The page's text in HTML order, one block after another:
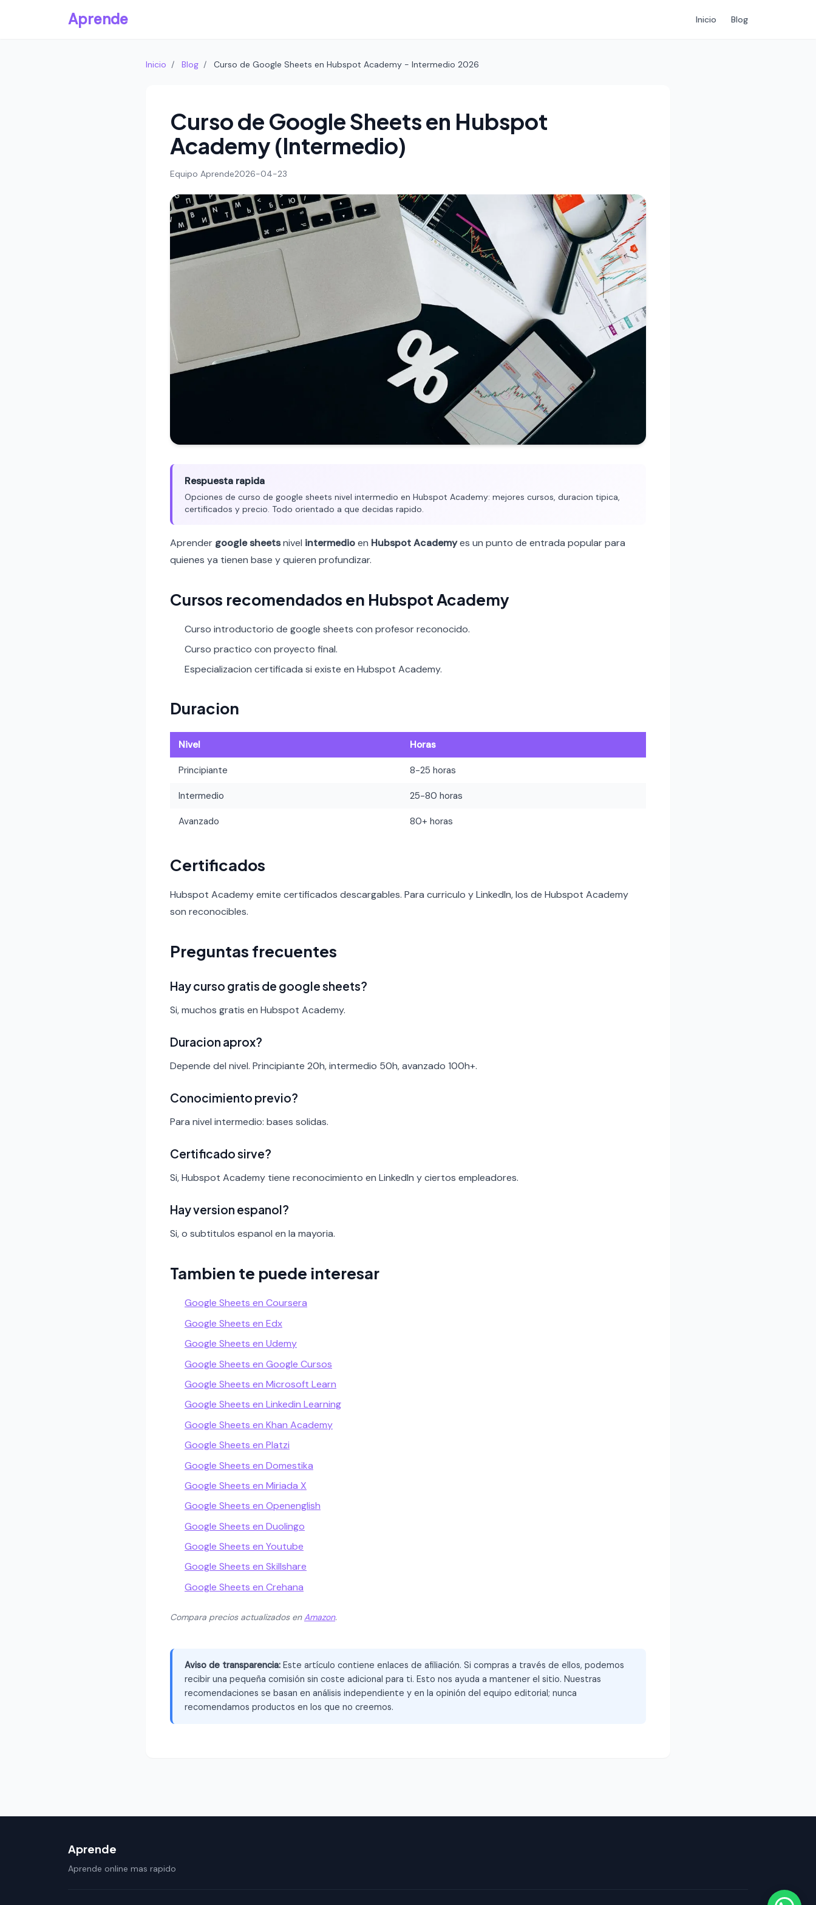
Aprende Inicio Blog
Inicio / Blog / Curso de Google Sheets en Hubspot Academy - Intermedio 2026
Curso de Google Sheets en Hubspot
Academy (Intermedio)
Equipo Aprende2026-04-23
Respuesta rapida
Opciones de curso de google sheets nivel intermedio en Hubspot Academy: mejores cursos, duracion tipica,
certificados y precio. Todo orientado a que decidas rapido.
Aprender google sheetsnivel intermedioen Hubspot Academyes un punto de entrada popular para
quienes ya tienen base y quieren profundizar.
Cursos recomendados en Hubspot Academy
Curso introductorio de google sheets con profesor reconocido.
Curso practico con proyecto final.
Especializacion certificada si existe en Hubspot Academy.
Duracion
Nivel Horas
Principiante 8-25 horas
Intermedio 25-80 horas
Avanzado 80+ horas
Certificados
Hubspot Academy emite certificados descargables. Para curriculo y LinkedIn, los de Hubspot Academy
son reconocibles.
Preguntas frecuentes
Hay curso gratis de google sheets?
Si, muchos gratis en Hubspot Academy.
Duracion aprox?
Depende del nivel. Principiante 20h, intermedio 50h, avanzado 100h+.
Conocimiento previo?
Para nivel intermedio: bases solidas.
Certificado sirve?
Si, Hubspot Academy tiene reconocimiento en LinkedIn y ciertos empleadores.
Hay version espanol?
Si, o subtitulos espanol en la mayoria.
Tambien te puede interesar
Google Sheets en Coursera
Google Sheets en Edx
Google Sheets en Udemy
Google Sheets en Google Cursos
Google Sheets en Microsoft Learn
Google Sheets en Linkedin Learning
Google Sheets en Khan Academy
Google Sheets en Platzi
Google Sheets en Domestika
Google Sheets en Miriada X
Google Sheets en Openenglish
Google Sheets en Duolingo
Google Sheets en Youtube
Google Sheets en Skillshare
Google Sheets en Crehana
Compara precios actualizados enAmazon.
Aviso de transparencia: Este artículo contiene enlaces de afiliación. Si compras a través de ellos, podemos
recibir una pequeña comisión sin coste adicional para ti. Esto nos ayuda a mantener el sitio. Nuestras
recomendaciones se basan en análisis independiente y en la opinión del equipo editorial; nunca
recomendamos productos en los que no creemos.
Aprende
Aprende online mas rapido